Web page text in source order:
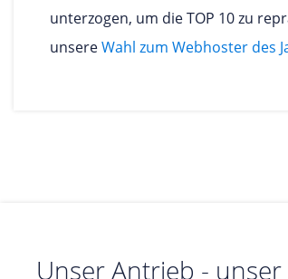
unterzogen, um die TOP 10 zu
unsereWahl zum Webhoster des
Unser Antrieb - unser